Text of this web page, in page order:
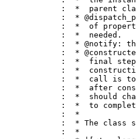
:  *  parent
:  *
:  *  of
:  *  needed.
:  * @notify:
:  *
:  *  final
:  *
:  *  call is
:  *  after
:  *  should
:  *  to
:  *
:  * The class
:  *